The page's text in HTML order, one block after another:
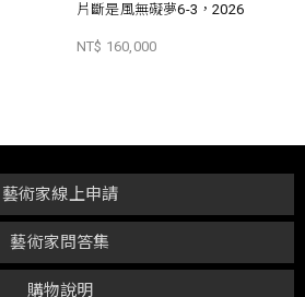
片斷是風無礙夢6-3，2026
NT$ 160,000
購物說明
藝術家問答集
藝術家線上申請